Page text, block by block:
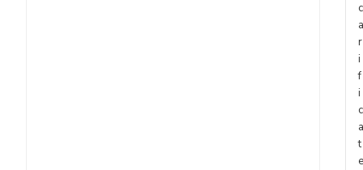
c
a
r
i
f
i
c
a
t
e